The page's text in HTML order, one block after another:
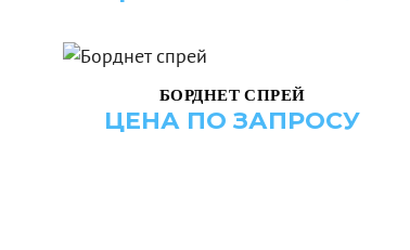
ДОБАВИТЬ В КОРЗИНУ
БОРДНЕТ СПРЕЙ
ЦЕНА ПО ЗАПРОСУ